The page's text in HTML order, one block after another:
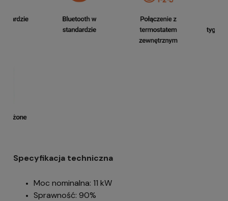
Specyfikacja techniczna
Moc nominalna: 11 kW
Sprawność: 90%